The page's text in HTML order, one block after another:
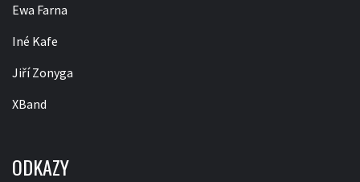
Ewa Farna
Iné Kafe
Jiří Zonyga
XBand
ODKAZY